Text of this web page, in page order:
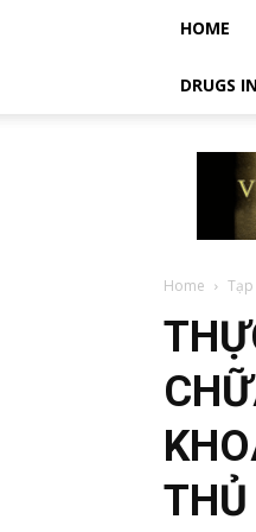
HOME
DRUGS
Luật
Việt
Home Tạp